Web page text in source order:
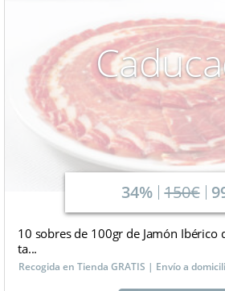
34% 150€
10 sobres de 100gr de Jamón Ibérico
ta...
Recogida en Tienda GRATIS | Envío a